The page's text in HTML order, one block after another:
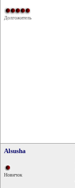
Долгожитель
Alsusha
Новичок